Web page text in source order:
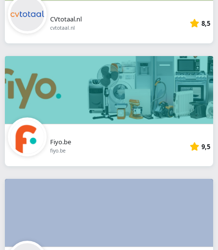
CVtotaal.nl
cvtotaal.nl 8,5
Fiyo.be
fiyo.be 9,5